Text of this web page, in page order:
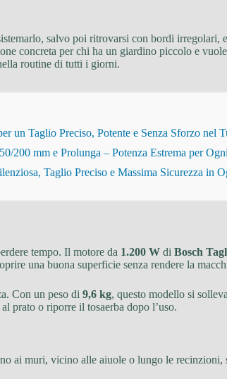
salvo poi ritrovarsi con bordi
concreta per chi ha un giardino piccolo e
routine di tutti i giorni.
un Taglio Preciso, Potente e Senza Sforzo nel
mm e Prolunga – Potenza Estrema per
Taglio Preciso e Massima Sicurezza in
tempo. Il motore da 1.200 W di Bosch
una buona superficie senza rendere la
Con un peso di 9,6 kg, questo modello si
prato o riporre il tosaerba dopo l’uso.
muri, vicino alle aiuole o lungo le recinzioni,